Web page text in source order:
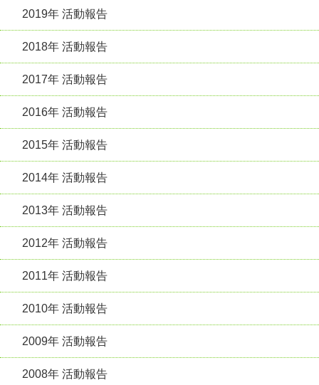
2019年 活動報告
2018年 活動報告
2017年 活動報告
2016年 活動報告
2015年 活動報告
2014年 活動報告
2013年 活動報告
2012年 活動報告
2011年 活動報告
2010年 活動報告
2009年 活動報告
2008年 活動報告